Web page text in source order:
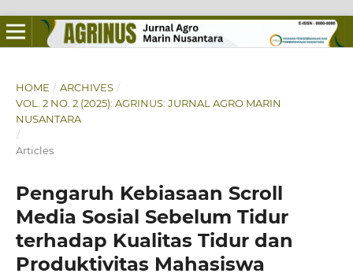
HOME / ARCHIVES /
VOL. 2 NO. 2 (2025): AGRINUS: JURNAL AGRO MARIN
NUSANTARA
/
Articles
Pengaruh Kebiasaan Scroll
Media Sosial Sebelum Tidur
terhadap Kualitas Tidur dan
Produktivitas Mahasiswa